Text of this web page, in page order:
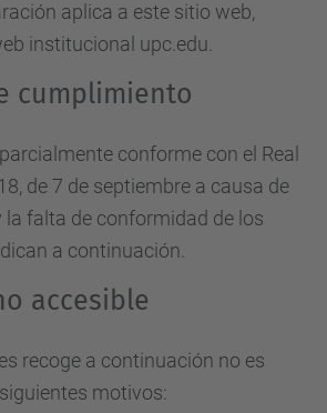
aplica a este sitio web,
institucional upc.edu.
cumplimiento
conforme con el Real
de 7 de septiembre a causa de
la falta de conformidad de los
a continuación.
accesible
recoge a continuación no es
motivos: